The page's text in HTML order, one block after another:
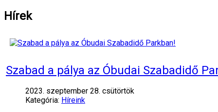
Hírek
Szabad a pálya az Óbudai Szabadidő
2023. szeptember 28. csütörtök
Kategória: Híreink